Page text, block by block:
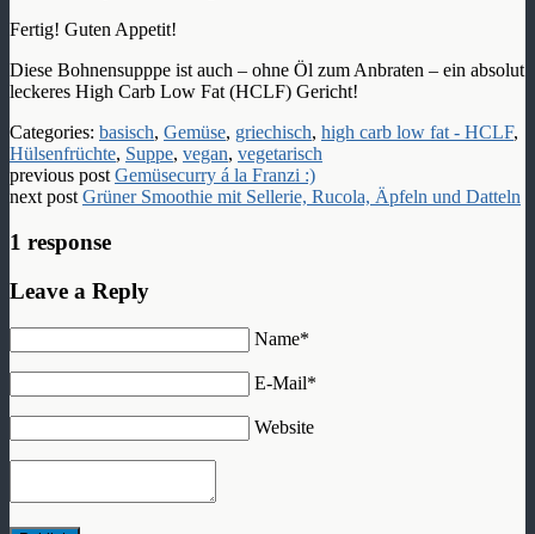
Fertig! Guten Appetit!
Diese Bohnensupppe ist auch – ohne Öl zum Anbraten – ein absolut
leckeres High Carb Low Fat (HCLF) Gericht!
Categories: basisch, Gemüse, griechisch, high carb low fat - HCLF,
Hülsenfrüchte, Suppe, vegan, vegetarisch
previous post Gemüsecurry á la Franzi :)
next post Grüner Smoothie mit Sellerie, Rucola, Äpfeln und Datteln
1 response
Leave a Reply
Name*
E-Mail*
Website